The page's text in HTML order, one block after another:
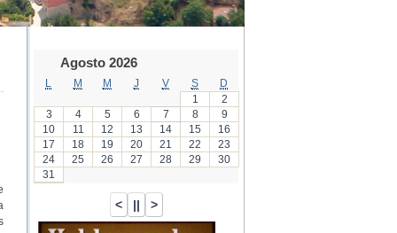
Agosto 2026
M M J V S
D
1
2
3
4 5 6 7 8
9
10
11 12 13 14 15
16
17
18 19 20 21 22
23
24
25 26 27 28 29
30
31